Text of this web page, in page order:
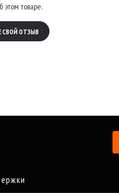
этом товаре.
ОТЗЫВ